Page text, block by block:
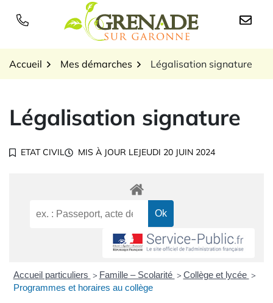
Logo Grenade sur
Accueil Mes démarches Légalisation signature
Légalisation signature
ETAT CIVIL MIS À JOUR LEJEUDI 20 JUIN 2024
Accueil particuliers > Famille – Scolarité > Collège et lycée >
Programmes et horaires au collège